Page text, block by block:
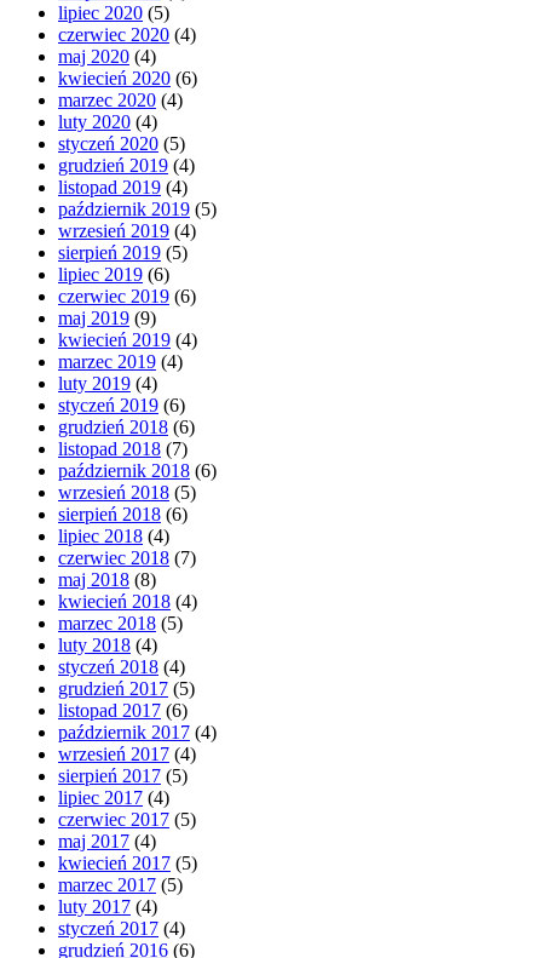
lipiec 2020 (5)
czerwiec 2020 (4)
maj 2020 (4)
kwiecień 2020 (6)
marzec 2020 (4)
luty 2020 (4)
styczeń 2020 (5)
grudzień 2019 (4)
listopad 2019 (4)
październik 2019 (5)
wrzesień 2019 (4)
sierpień 2019 (5)
lipiec 2019 (6)
czerwiec 2019 (6)
maj 2019 (9)
kwiecień 2019 (4)
marzec 2019 (4)
luty 2019 (4)
styczeń 2019 (6)
grudzień 2018 (6)
listopad 2018 (7)
październik 2018 (6)
wrzesień 2018 (5)
sierpień 2018 (6)
lipiec 2018 (4)
czerwiec 2018 (7)
maj 2018 (8)
kwiecień 2018 (4)
marzec 2018 (5)
luty 2018 (4)
styczeń 2018 (4)
grudzień 2017 (5)
listopad 2017 (6)
październik 2017 (4)
wrzesień 2017 (4)
sierpień 2017 (5)
lipiec 2017 (4)
czerwiec 2017 (5)
maj 2017 (4)
kwiecień 2017 (5)
marzec 2017 (5)
luty 2017 (4)
styczeń 2017 (4)
grudzień 2016 (6)